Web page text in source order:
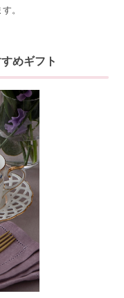
。
めギフト